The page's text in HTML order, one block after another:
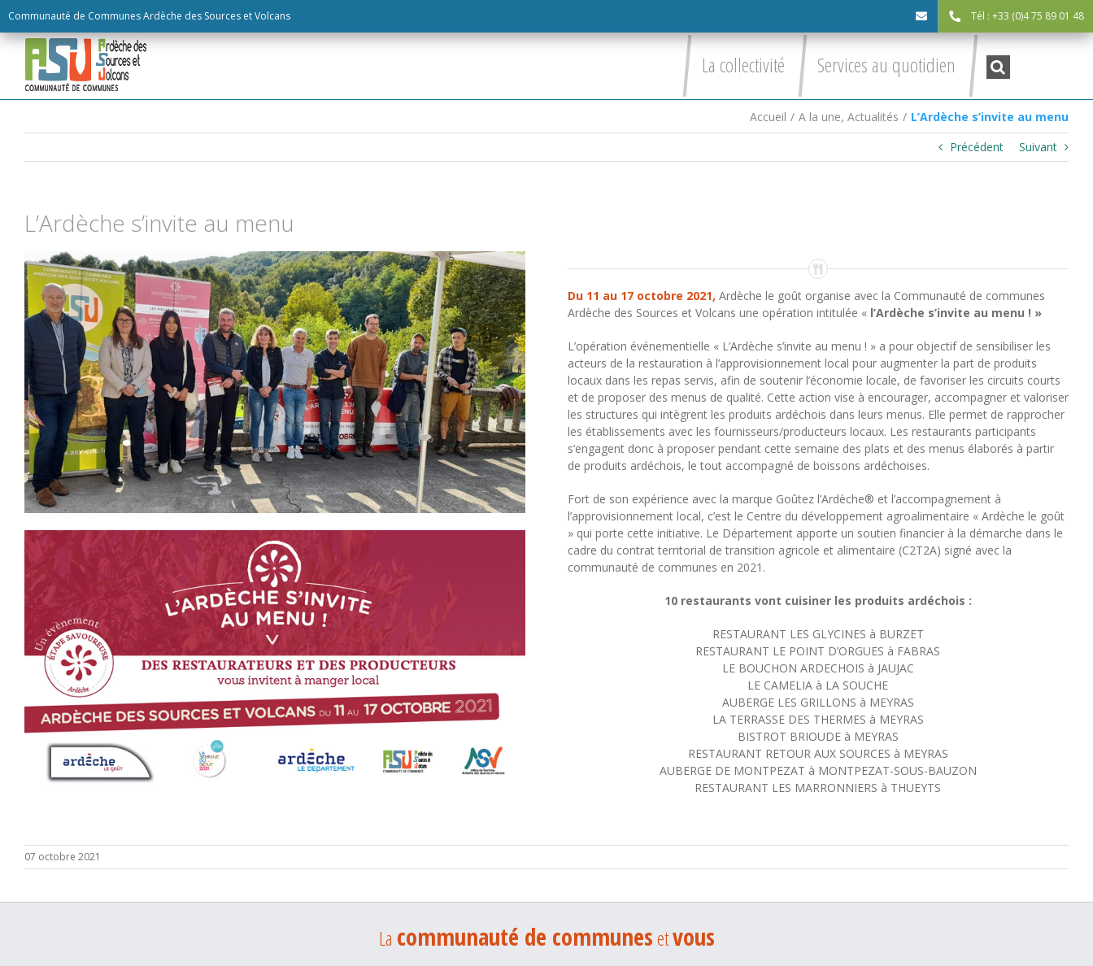
Communauté de Communes Ardèche des Sources et Volcans Tél : +33 (0)4 75 89 01 48
to
content
La collectivité Services au quotidien Recherche
:
Accueil / A la une, Actualités / L’Ardèche s’invite au menu
Précédent
Suivant
L’Ardèche s’invite au menu
Du 11 au 17 octobre 2021, Ardèche le goût organise avec la Communauté de communes
Ardèche des Sources et Volcans une opération intitulée « l’Ardèche s’invite au menu ! »
L’opération événementielle « L’Ardèche s’invite au menu ! » a pour objectif de sensibiliser les
acteurs de la restauration à l’approvisionnement local pour augmenter la part de produits
locaux dans les repas servis, afin de soutenir l’économie locale, de favoriser les circuits courts
et de proposer des menus de qualité. Cette action vise à encourager, accompagner et valoriser
les structures qui intègrent les produits ardéchois dans leurs menus. Elle permet de rapprocher
les établissements avec les fournisseurs/producteurs locaux. Les restaurants participants
s’engagent donc à proposer pendant cette semaine des plats et des menus élaborés à partir
de produits ardéchois, le tout accompagné de boissons ardéchoises.
Fort de son expérience avec la marque Goûtez l’Ardèche® et l’accompagnement à
l’approvisionnement local, c’est le Centre du développement agroalimentaire « Ardèche le goût
» qui porte cette initiative. Le Département apporte un soutien financier à la démarche dans le
cadre du contrat territorial de transition agricole et alimentaire (C2T2A) signé avec la
communauté de communes en 2021.
10 restaurants vont cuisiner les produits ardéchois :
RESTAURANT LES GLYCINES à BURZET
RESTAURANT LE POINT D’ORGUES à FABRAS
LE BOUCHON ARDECHOIS à JAUJAC
LE CAMELIA à LA SOUCHE
AUBERGE LES GRILLONS à MEYRAS
LA TERRASSE DES THERMES à MEYRAS
BISTROT BRIOUDE à MEYRAS
RESTAURANT RETOUR AUX SOURCES à MEYRAS
AUBERGE DE MONTPEZAT à MONTPEZAT-SOUS-BAUZON
RESTAURANT LES MARRONNIERS à THUEYTS
07 octobre 2021
La communauté de communesetvous